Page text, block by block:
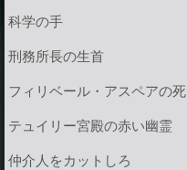
科学の手
刑務所長の生首
フィリベール・アスペアの死
テュイリー宮殿の赤い幽霊
仲介人をカットしろ